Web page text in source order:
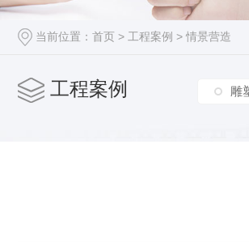
当前位置： 首页 > 工程案例 > 情景营造
工程案例 雕